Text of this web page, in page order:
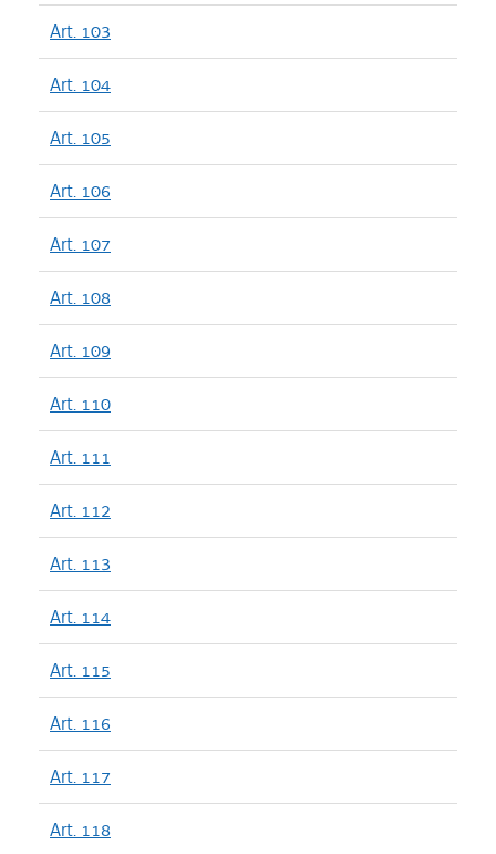
Art. 103
Art. 104
Art. 105
Art. 106
Art. 107
Art. 108
Art. 109
Art. 110
Art. 111
Art. 112
Art. 113
Art. 114
Art. 115
Art. 116
Art. 117
Art. 118